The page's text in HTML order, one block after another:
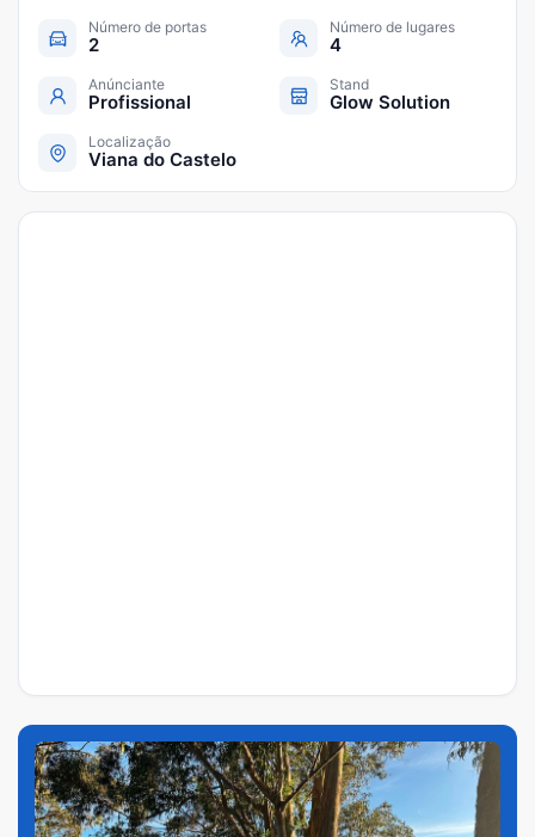
Número de portas
2
Número de lugares
4
Anúnciante
Profissional
Stand
Glow Solution
Localização
Viana do Castelo